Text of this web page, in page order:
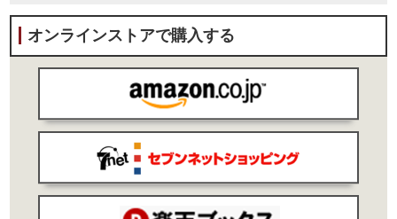
オンラインストアで購入する